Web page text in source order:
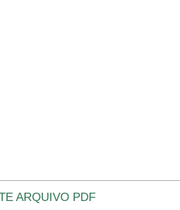
ARQUIVO PDF